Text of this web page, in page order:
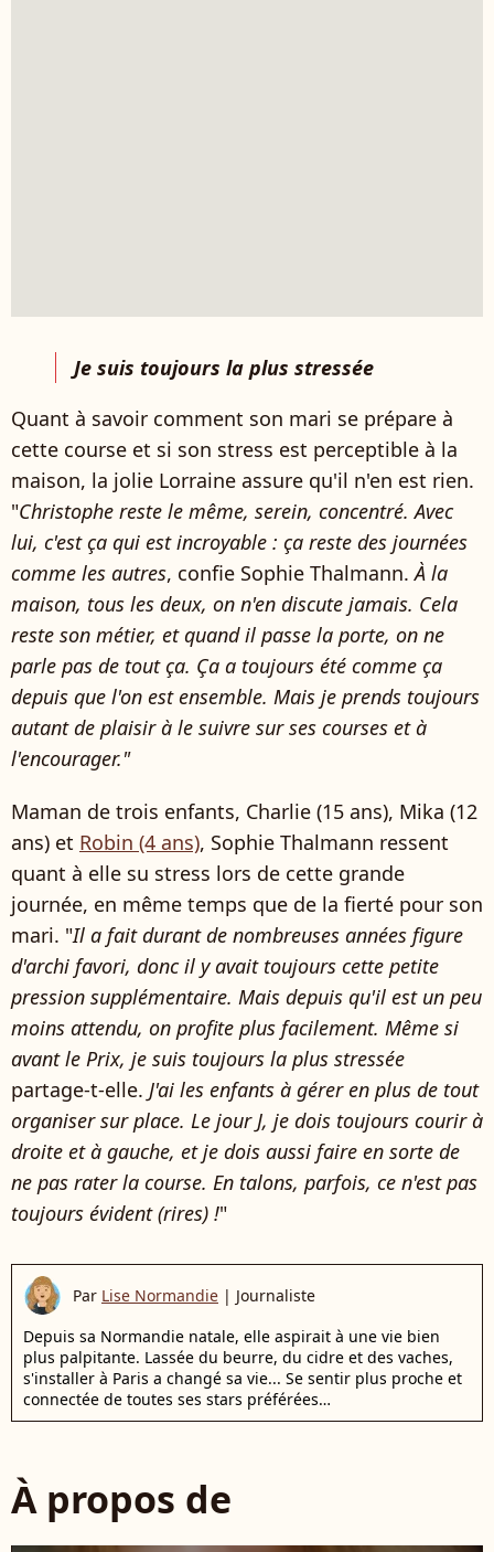
Je suis toujours la plus stressée
Quant à savoir comment son mari se prépare à
cette course et si son stress est perceptible à la
maison, la jolie Lorraine assure qu'il n'en est rien.
"Christophe reste le même, serein, concentré. Avec
lui, c'est ça qui est incroyable : ça reste des journées
comme les autres, confie Sophie Thalmann.À la
maison, tous les deux, on n'en discute jamais. Cela
reste son métier, et quand il passe la porte, on ne
parle pas de tout ça. Ça a toujours été comme ça
depuis que l'on est ensemble. Mais je prends toujours
autant de plaisir à le suivre sur ses courses et à
l'encourager."
Maman de trois enfants, Charlie (15 ans), Mika (12
ans) et Robin (4 ans), Sophie Thalmann ressent
quant à elle su stress lors de cette grande
journée, en même temps que de la fierté pour son
mari. "Il a fait durant de nombreuses années figure
d'archi favori, donc il y avait toujours cette petite
pression supplémentaire. Mais depuis qu'il est un peu
moins attendu, on profite plus facilement. Même si
avant le Prix, je suis toujours la plus stressée
partage-t-elle. J'ai les enfants à gérer en plus de tout
organiser sur place. Le jour J, je dois toujours courir à
droite et à gauche, et je dois aussi faire en sorte de
ne pas rater la course. En talons, parfois, ce n'est pas
toujours évident (rires) !"
Par Lise Normandie | Journaliste
Depuis sa Normandie natale, elle aspirait à une vie bien
plus palpitante. Lassée du beurre, du cidre et des vaches,
s'installer à Paris a changé sa vie... Se sentir plus proche et
connectée de toutes ses stars préférées…
À propos de